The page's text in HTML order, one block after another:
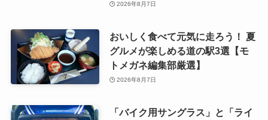
2026年8月7日
おいしく食べて元気に走ろう！ 夏
グルメが楽しめる道の駅3選【モ
トメガネ編集部厳選】
2026年8月7日
「バイク用サングラス」と「ライ